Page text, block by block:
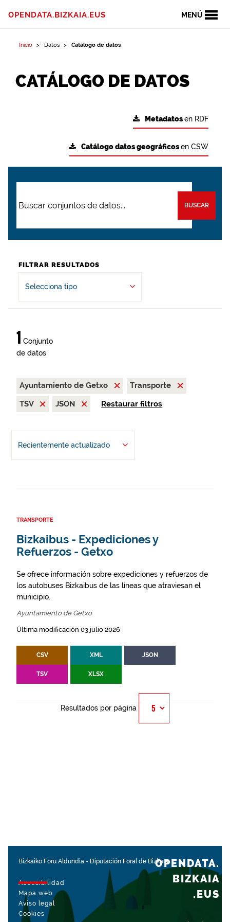
MENÚ
OPENDATA.BIZKAIA.EUS
Inicio Datos Catálogo de datos
CATÁLOGO DE DATOS
Metadatosen RDF
Catálogo datos geográficosen CSW
BUSCAR
FILTRAR RESULTADOS
Selecciona tipo
1 Conjunto
de datos
Ayuntamiento de Getxo
Transporte
TSV
JSON Restaurar filtros
Recientemente actualizado
TRANSPORTE
Bizkaibus - Expediciones y
Refuerzos - Getxo
Se ofrece información sobre expediciones y refuerzos de
los autobuses Bizkaibus de las líneas que atraviesan el
municipio.
Ayuntamiento de Getxo
Última modificación 03 julio 2026
CSV XML JSON
TSV XLSX
Resultados por página
Bizkaiko Foru Aldundia - Diputación Foral de Bizkaia
Accesibilidad
Mapa web
Aviso legal
Cookies
OPENDATA.
BIZKAIA
.EUS